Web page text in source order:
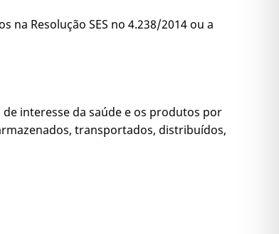
Resolução SES no 4.238/2014 ou a
interesse da saúde e os produtos por
transportados, distribuídos,